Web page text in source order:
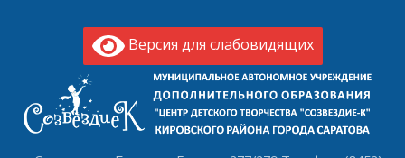
Версия для слабовидящих